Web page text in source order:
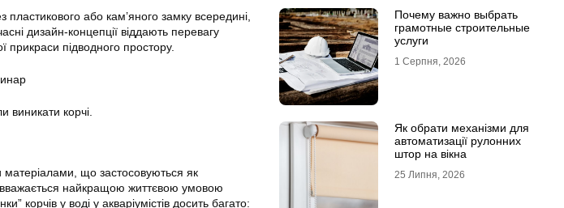
або кам’яного замку всередині,
дизайн-концепції віддають перевагу
прикраси підводного простору.
виникати корчі.
що застосовуються як
вважається найкращою життєвою умовою
корчів у воді у акваріумістів досить багато:
Почему важно выбрать
грамотные строительные
услуги
1 Серпня, 2026
Як обрати механізми для
автоматизації рулонних
штор на вікна
25 Липня, 2026